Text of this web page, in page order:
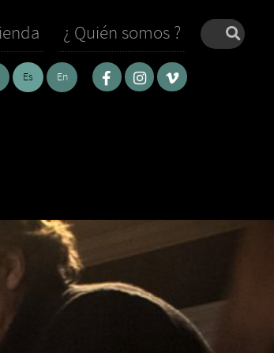
¿ Quién somos ?
Es En